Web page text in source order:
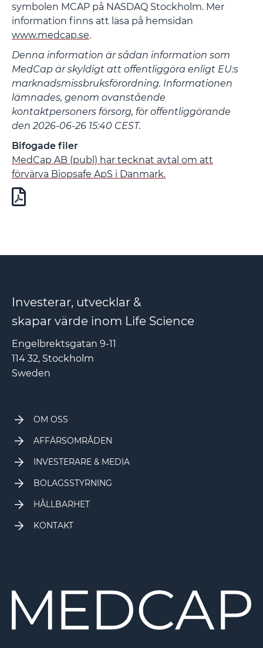
symbolen MCAP på NASDAQ Stockholm. Mer
information finns att läsa på hemsidan
www.medcap.se.
Denna information är sådan information som
MedCap är skyldigt att offentliggöra enligt EU:s
marknadsmissbruksförordning. Informationen
lämnades, genom ovanstående
kontaktpersoners försorg, för offentliggörande
den 2026-06-26 15:40 CEST.
Bifogade filer
MedCap AB (publ) har tecknat avtal om att
förvärva Biopsafe ApS i Danmark.
Investerar, utvecklar &
skapar värde inom Life Science
Engelbrektsgatan 9-11
114 32, Stockholm
Sweden
OM OSS
AFFÄRSOMRÅDEN
INVESTERARE & MEDIA
BOLAGSSTYRNING
HÅLLBARHET
KONTAKT